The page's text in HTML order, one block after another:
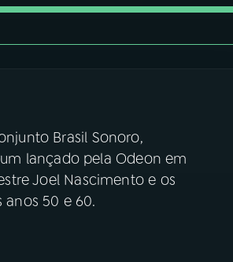
Brasil Sonoro,
lançado pela Odeon em
Joel Nascimento e os
anos 50 e 60.